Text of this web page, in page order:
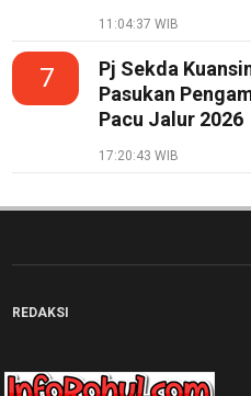
11:04:37 WIB
7
Pj Sekda
Pasukan
Pacu Jalur 2026
17:20:43 WIB
REDAKSI